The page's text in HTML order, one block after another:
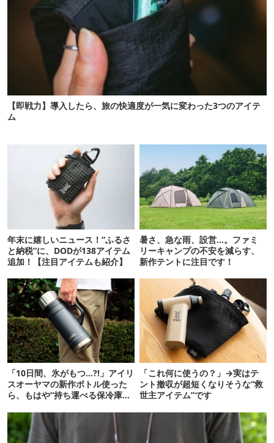
【即戦力】導入したら、旅の快適度が一気に変わった3つのアイテ
ム
年末に嬉しいニュース！“ふるさ
と納税”に、DODが138アイテム
追加！【注目アイテムも紹介】
暑さ、急な雨、設営…。ファミ
リーキャンプの不安を減らす、
新作テントに注目です！
「10日間、氷がもつ…?!」アイリ
スオーヤマの新作ボトル使った
ら、もはや“持ち運べる保冷庫
「これ何に使うの？」→実はテ
ント撤収が超短くなりそうな“救
世主アイテム”です